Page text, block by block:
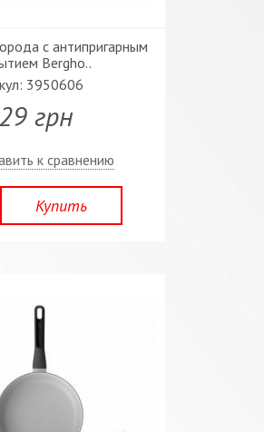
с антипригарным
Bergho..
3950606
грн
к сравнению
Купить